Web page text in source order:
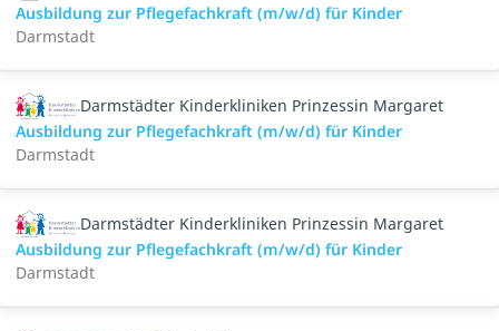
Ausbildung zur Pflegefachkraft (m/w/d) für Kinder
Darmstadt
Darmstädter Kinderkliniken Prinzessin Margaret
Ausbildung zur Pflegefachkraft (m/w/d) für Kinder
Darmstadt
Darmstädter Kinderkliniken Prinzessin Margaret
Ausbildung zur Pflegefachkraft (m/w/d) für Kinder
Darmstadt